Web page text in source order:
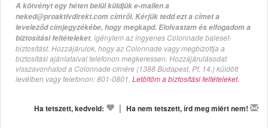
A kötvényt egy héten belül küldjük e-mailen a
neked@proaktivdirekt.com címről. Kérjük tedd ezt a címet a
leveleződ címjegyzékébe, hogy megkapd. Elolvastam és elfogadom a
biztosítási feltételeket, igénylem az ingyenes Colonnade baleset-
biztosítást. Hozzájárulok, hogy az Colonnade vagy megbízottja a
biztosítási ajánlataival telefonon megkeressen. Hozzájárulásodat
visszavonhatod a Colonnade címére (1388 Budapest, Pf. 14.) küldött
levélben vagy telefonon: 801-0801. Letöltöm a biztosítási feltételeket.
Ha tetszett, kedveld: | Ha nem tetszett, írd meg miért nem!